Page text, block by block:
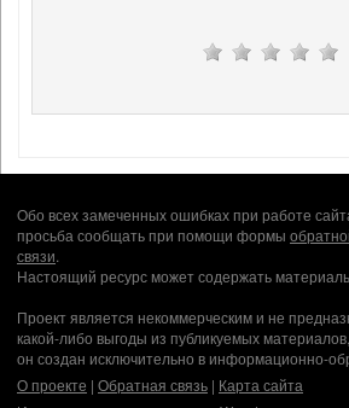
Обо всех замеченных ошибках при работе
просьба сообщать при помощи формы
связи.
Настоящий ресурс может содержать
Проект является некоммерческим и не
какой-либо выгоды из публикуемых материалов,
он создан исключительно в информационно-
О проекте | Обратная связь | Карта сайта